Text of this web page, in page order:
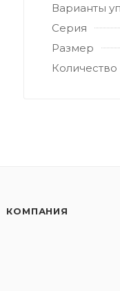
Варианты
Серия
Размер
КОМПАНИЯ